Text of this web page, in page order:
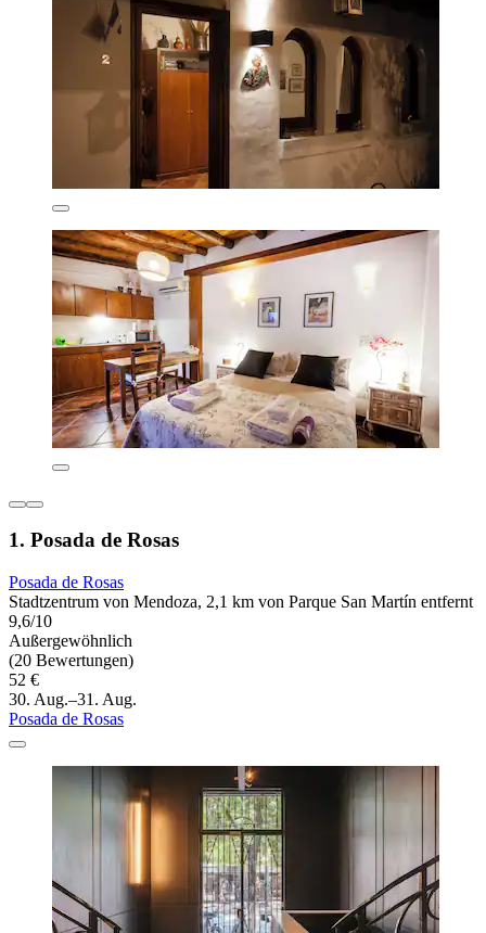
1. Posada de Rosas
Posada de Rosas
Stadtzentrum von Mendoza, 2,1 km von Parque San Martín entfernt
9,6/10
Außergewöhnlich
(20 Bewertungen)
52 €
30. Aug.–31. Aug.
Posada de Rosas